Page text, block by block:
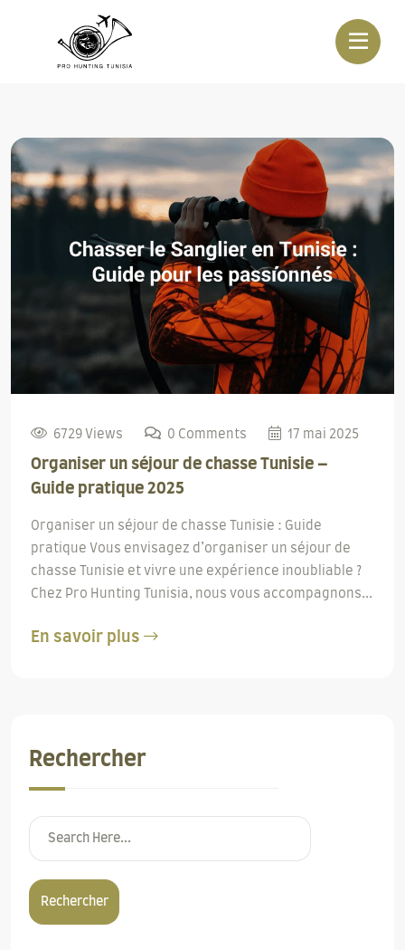
6729 Views 0 Comments 17 mai 2025
Organiser un séjour de chasse Tunisie –
Guide pratique 2025
Organiser un séjour de chasse Tunisie : Guide
pratique Vous envisagez d’organiser un séjour de
chasse Tunisie et vivre une expérience inoubliable ?
Chez Pro Hunting Tunisia, nous vous accompagnons...
En savoir plus
Rechercher
Rechercher